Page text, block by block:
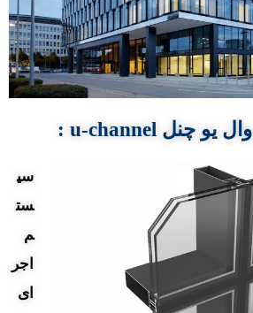
وال یو چنل u-channel
:
سی
ست
م
اجر
ای